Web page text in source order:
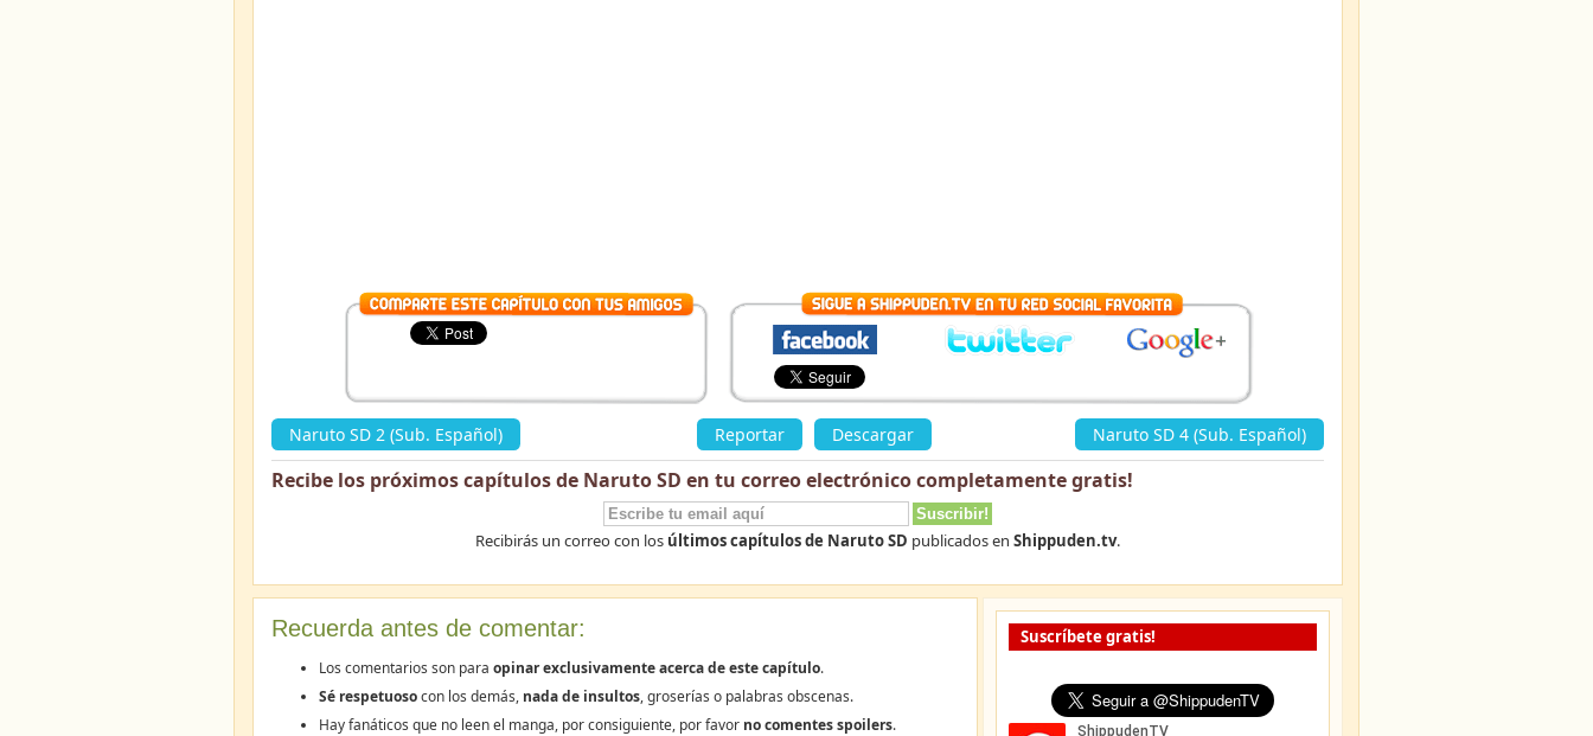
Naruto SD 2 (Sub. Español) Reportar Descargar Naruto SD 4 (Sub. Español)
Recibe los próximos capítulos de Naruto SD en tu correo electrónicocompletamente gratis!
Recibirás un correo con los últimos capítulos de Naruto SD publicados en Shippuden.tv.
Recuerda antes de comentar:
Los comentarios son para opinar exclusivamente acerca de este capítulo.
Sé respetuosocon los demás, nada de insultos, groserías o palabras obscenas.
Hay fanáticos que no leen el manga, por consiguiente, por favor no comentes spoilers.
Suscríbete gratis!